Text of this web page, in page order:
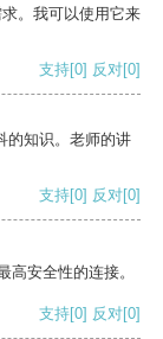
。我可以使用它来
支持[0] 反对[0]
的知识。老师的讲
支持[0] 反对[0]
安全性的连接。
支持[0] 反对[0]